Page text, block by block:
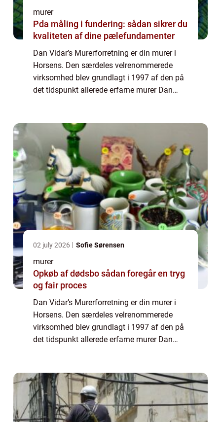
murer
Pda måling i fundering: sådan sikrer du
kvaliteten af dine pælefundamenter
Dan Vidar’s Murerforretning er din murer i
Horsens. Den særdeles velrenommerede
virksomhed blev grundlagt i 1997 af den på
det tidspunkt allerede erfarne murer Dan
02 july 2026 Sofie Sørensen
murer
Opkøb af dødsbo sådan foregår en tryg
og fair proces
Dan Vidar’s Murerforretning er din murer i
Horsens. Den særdeles velrenommerede
virksomhed blev grundlagt i 1997 af den på
det tidspunkt allerede erfarne murer Dan